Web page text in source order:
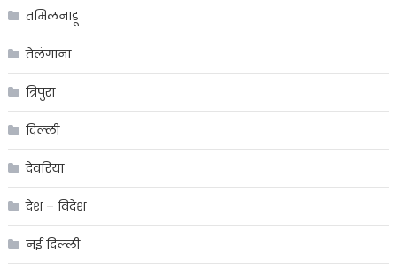
तमिलनाडू
तेलंगाना
त्रिपुरा
दिल्ली
देवरिया
देश – विदेश
नई दिल्ली